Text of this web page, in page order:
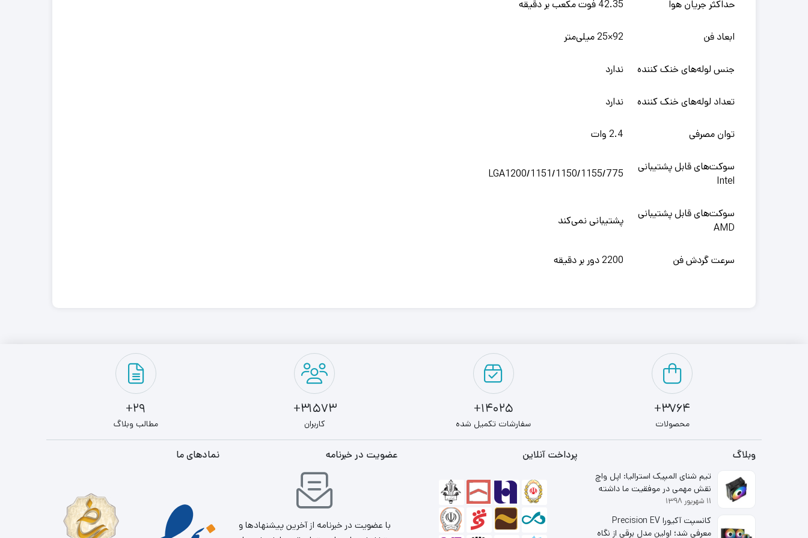
حداکثر جریان هوا 42.35 فوت مکعب بر دقیقه
ابعاد فن 92×25 میلی‌متر
جنس لوله‌های خنک کننده ندارد
تعداد لوله‌های خنک کننده ندارد
توان مصرفی 2.4 وات
سوکت‌های قابل پشتیبانی
Intel
LGA1200/1151/1150/1155/775
سوکت‌های قابل پشتیبانی
AMD
پشتیبانی نمی‌کند
سرعت گردش فن 2200 دور بر دقیقه
3764+
محصولات
14025+
سفارشات تکمیل شده
31573+
کاربران
29+
مطالب وبلاگ
وبلاگ
تیم شنای المپیک استرالیا: اپل واچ
نقش مهمی در موفقیت ما داشته
است
۱۱ شهریور ۱۳۹۸
کانسپت آکیورا Precision EV
معرفی شد؛ اولین مدل برقی از نگاه
پرداخت آنلاین عضویت در خبرنامه
با عضویت در خبرنامه از آخرین پیشنهادها و
نمادهای ما